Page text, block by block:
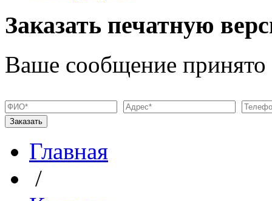
Заказать печатную
Ваше сообщение принято
Главная
/